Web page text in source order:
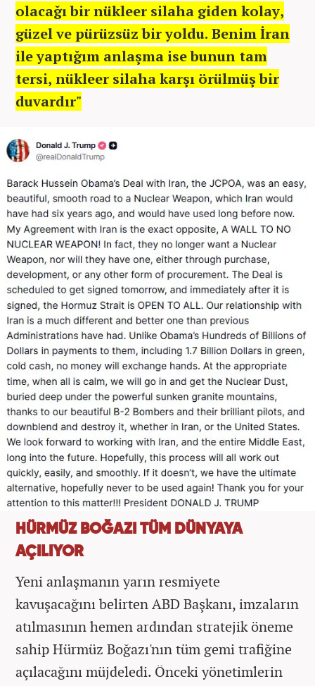
olacağı bir nükleer silaha giden kolay,
güzel ve pürüzsüz bir yoldu. Benim İran
ile yaptığım anlaşma ise bunun tam
tersi, nükleer silaha karşı örülmüş bir
duvardır"
HÜRMÜZ BOĞAZI TÜM DÜNYAYA
AÇILIYOR
Yeni anlaşmanın yarın resmiyete
kavuşacağını belirten ABD Başkanı, imzaların
atılmasının hemen ardından stratejik öneme
sahip Hürmüz Boğazı'nın tüm gemi trafiğine
açılacağını müjdeledi. Önceki yönetimlerin